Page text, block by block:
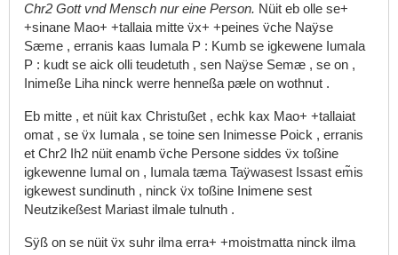
Chr2 Gott vnd Mensch nur eine Person. Nüit eb olle se+
+sinane Mao+ +tallaia mitte v̈x+ +peines v̈che Naÿse
Sæme , erranis kaas Iumala P : Kumb se igkewene Iumala
P : kudt se aick olli teudetuth , sen Naÿse Semæ , se on ,
Inimeße Liha ninck werre henneßa pæle on wothnut .
Eb mitte , et nüit kax Christußet , echk kax Mao+ +tallaiat
omat , se v̈x Iumala , se toine sen Inimesse Poick , erranis
et Chr2 Ih2 nüit enamb v̈che Persone siddes v̈x toßine
igkewenne Iumal on , Iumala tæma Taÿwasest Issast em̃is
igkewest sundinuth , ninck v̈x toßine Inimene sest
Neutzikeßest Mariast ilmale tulnuth .
Sÿß on se nüit v̈x suhr ilma erra+ +moistmatta ninck ilma